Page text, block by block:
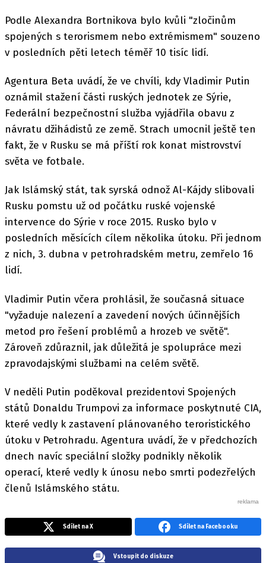
Podle Alexandra Bortnikova bylo kvůli "zločinům
spojených s terorismem nebo extrémismem" souzeno
v posledních pěti letech téměř 10 tisíc lidí.
Agentura Beta uvádí, že ve chvíli, kdy Vladimir Putin
oznámil stažení části ruských jednotek ze Sýrie,
Federální bezpečnostní služba vyjádřila obavu z
návratu džihádistů ze země. Strach umocnil ještě ten
fakt, že v Rusku se má příští rok konat mistrovství
světa ve fotbale.
Jak Islámský stát, tak syrská odnož Al-Kájdy slibovali
Rusku pomstu už od počátku ruské vojenské
intervence do Sýrie v roce 2015. Rusko bylo v
posledních měsících cílem několika útoku. Při jednom
z nich, 3. dubna v petrohradském metru, zemřelo 16
lidí.
Vladimir Putin včera prohlásil, že současná situace
"vyžaduje nalezení a zavedení nových účinnějších
metod pro řešení problémů a hrozeb ve světě".
Zároveň zdůraznil, jak důležitá je spolupráce mezi
zpravodajskými službami na celém světě.
V neděli Putin poděkoval prezidentovi Spojených
států Donaldu Trumpovi za informace poskytnuté CIA,
které vedly k zastavení plánovaného teroristického
útoku v Petrohradu. Agentura uvádí, že v předchozích
dnech navíc speciální složky podnikly několik
operací, které vedly k únosu nebo smrti podezřelých
členů Islámského státu.
Sdílet na X Sdílet na Facebooku
Vstoupit do diskuze